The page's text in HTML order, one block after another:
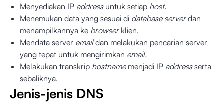
Menyediakan IP addressuntuk setiap host.
Menemukan data yang sesuai di database serverdan
menampilkannya ke browser klien.
Mendata server emaildan melakukan pencarian server
yang tepat untuk mengirimkan email.
Melakukan transkrip hostnamemenjadi IP addressserta
sebaliknya.
Jenis-jenis DNS